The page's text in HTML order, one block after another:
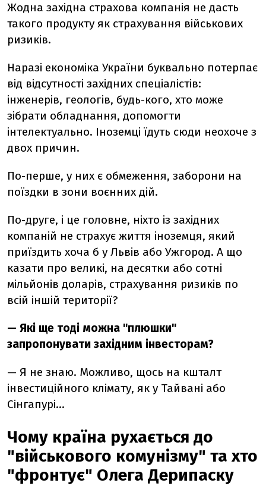
Жодна західна страхова компанія не дасть
такого продукту як страхування військових
ризиків.
Наразі економіка України буквально потерпає
від відсутності західних спеціалістів:
інженерів, геологів, будь-кого, хто може
зібрати обладнання, допомогти
інтелектуально. Іноземці їдуть сюди неохоче з
двох причин.
По-перше, у них є обмеження, заборони на
поїздки в зони воєнних дій.
По-друге, і це головне, ніхто із західних
компаній не страхує життя іноземця, який
приїздить хоча б у Львів або Ужгород. А що
казати про великі, на десятки або сотні
мільйонів доларів, страхування ризиків по
всій іншій території?
— Які ще тоді можна "плюшки"
запропонувати західним інвесторам?
— Я не знаю. Можливо, щось на кшталт
інвестиційного клімату, як у Тайвані або
Сінгапурі…
Чому країна рухається до
"військового комунізму" та хто
"фронтує" Олега Дерипаску